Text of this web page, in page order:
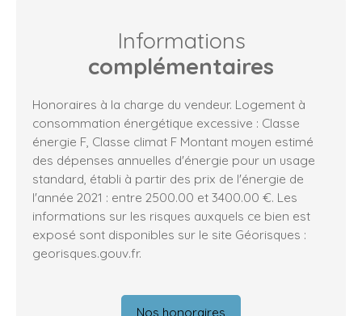
Informations
complémentaires
Honoraires à la charge du vendeur. Logement à
consommation énergétique excessive : Classe
énergie F, Classe climat F Montant moyen estimé
des dépenses annuelles d'énergie pour un usage
standard, établi à partir des prix de l'énergie de
l'année 2021 : entre 2500.00 et 3400.00 €. Les
informations sur les risques auxquels ce bien est
exposé sont disponibles sur le site Géorisques :
georisques.gouv.fr.
Nos honoraires